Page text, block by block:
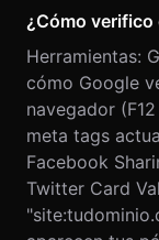
¿Cómo verifico
Herramientas:
cómo Google
navegador
meta tags
Facebook
Twitter Card